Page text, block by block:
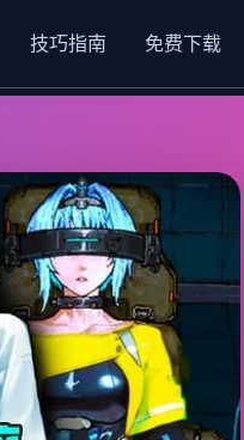
技巧指南 免费下载